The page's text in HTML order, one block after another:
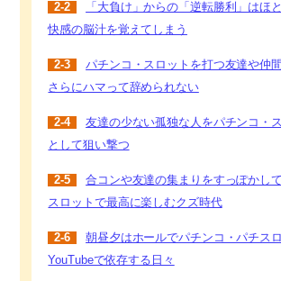
2-2
「大負け」からの「逆転勝利」はほ
快感の脳汁を覚えてしまう
2-3
パチンコ・スロットを打つ友達や仲
さらにハマって辞められない
2-4
友達の少ない孤独な人をパチンコ・
として狙い撃つ
2-5
合コンや友達の集まりをすっぽかし
スロットで最高に楽しむクズ時代
2-6
朝昼夕はホールでパチンコ・パチス
YouTubeで依存する日々